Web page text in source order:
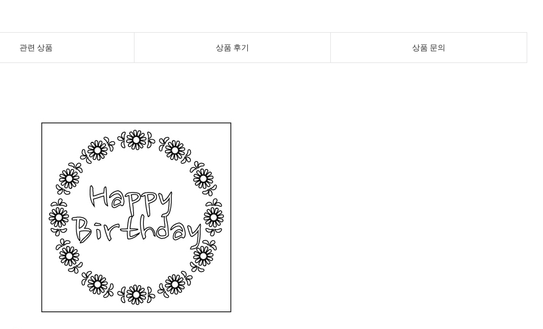
관련 상품 상품 후기 상품 문의